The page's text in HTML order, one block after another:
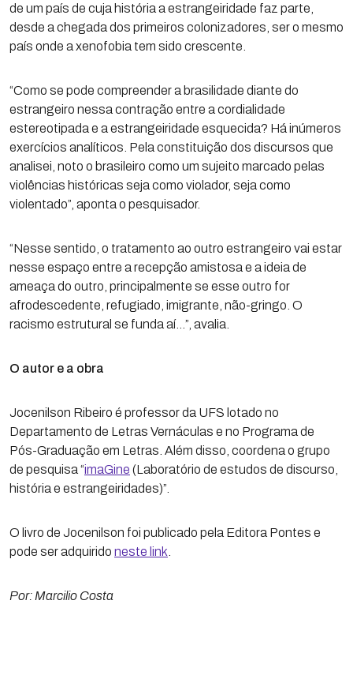
de um país de cuja história a estrangeiridade faz parte,
desde a chegada dos primeiros colonizadores, ser o mesmo
país onde a xenofobia tem sido crescente.
“Como se pode compreender a brasilidade diante do
estrangeiro nessa contração entre a cordialidade
estereotipada e a estrangeiridade esquecida? Há inúmeros
exercícios analíticos. Pela constituição dos discursos que
analisei, noto o brasileiro como um sujeito marcado pelas
violências históricas seja como violador, seja como
violentado”, aponta o pesquisador.
“Nesse sentido, o tratamento ao outro estrangeiro vai estar
nesse espaço entre a recepção amistosa e a ideia de
ameaça do outro, principalmente se esse outro for
afrodescedente, refugiado, imigrante, não-gringo. O
racismo estrutural se funda aí…”, avalia.
O autor e a obra
Jocenilson Ribeiro é professor da UFS lotado no
Departamento de Letras Vernáculas e no Programa de
Pós-Graduação em Letras. Além disso, coordena o grupo
de pesquisa “imaGine (Laboratório de estudos de discurso,
história e estrangeiridades)”.
O livro de Jocenilson foi publicado pela Editora Pontes e
pode ser adquirido neste link
Por: Marcilio Costa